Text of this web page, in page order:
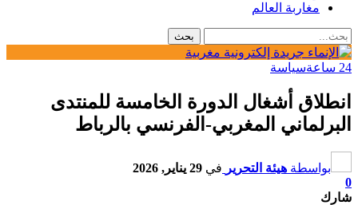
مغاربة العالم
24 ساعة سياسة
انطلاق أشغال الدورة الخامسة للمنتدى
البرلماني المغربي-الفرنسي بالرباط
بواسطة هيئة التحرير في 29 يناير, 2026
0
شارك